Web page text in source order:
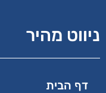
ניווט מהיר
דף הבית